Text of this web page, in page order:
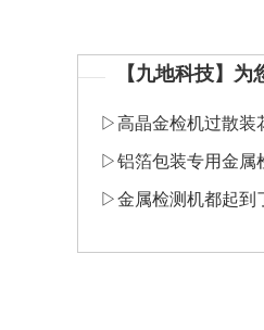
【九地科技】
▷高晶金检机过散装
▷铝箔包装专用金属
▷金属检测机都起到